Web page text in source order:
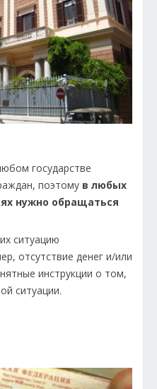
государстве
поэтому в любых
нужно обращаться
ситуацию
отсутствие денег и/или
инструкции о том,
ситуации.